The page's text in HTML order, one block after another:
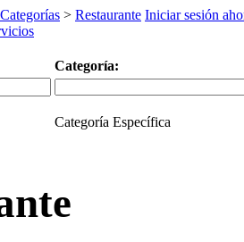
> Restaurante Iniciar sesión
Categoría:
Categoría Específica